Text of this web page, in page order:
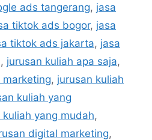
ads tangerang, jasa
tiktok ads bogor, jasa
tiktok ads jakarta, jasa
, jurusan kuliah apa saja,
, jurusan kuliah
kuliah yang
kuliah yang mudah,
digital marketing,